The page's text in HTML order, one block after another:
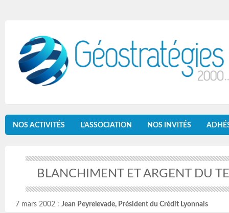
NOS ACTIVITÉS L’ASSOCIATION NOS INVITÉS
BLANCHIMENT ET ARGENT DU
7 mars 2002 : Jean Peyrelevade, Président du Crédit Lyonnais